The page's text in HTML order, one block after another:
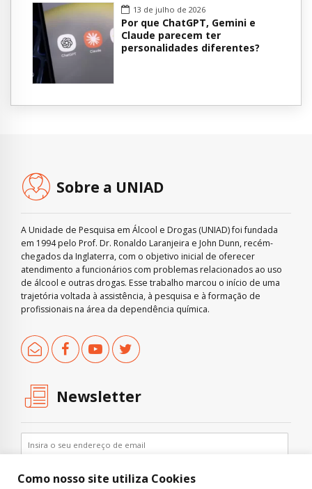
13 de julho de 2026
Por que ChatGPT, Gemini e
Claude parecem ter
personalidades diferentes?
Sobre a UNIAD
A Unidade de Pesquisa em Álcool e Drogas (UNIAD) foi fundada
em 1994 pelo Prof. Dr. Ronaldo Laranjeira e John Dunn, recém-
chegados da Inglaterra, com o objetivo inicial de oferecer
atendimento a funcionários com problemas relacionados ao uso
de álcool e outras drogas. Esse trabalho marcou o início de uma
trajetória voltada à assistência, à pesquisa e à formação de
profissionais na área da dependência química.
Newsletter
Como nosso site utiliza Cookies